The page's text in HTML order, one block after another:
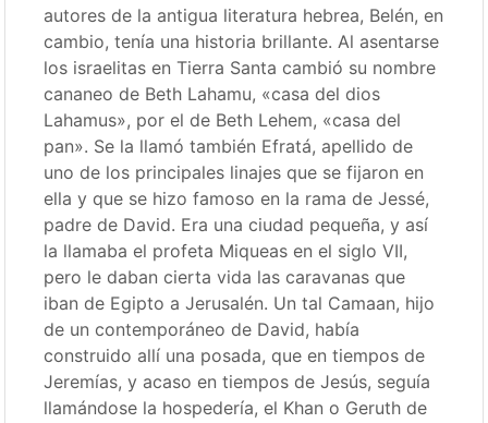
autores de la antigua literatura hebrea, Belén, en
cambio, tenía una historia brillante. Al asentarse
los israelitas en Tierra Santa cambió su nombre
cananeo de Beth Lahamu, «casa del dios
Lahamus», por el de Beth Lehem, «casa del
pan». Se la llamó también Efratá, apellido de
uno de los principales linajes que se fijaron en
ella y que se hizo famoso en la rama de Jessé,
padre de David. Era una ciudad pequeña, y así
la llamaba el profeta Miqueas en el siglo VII,
pero le daban cierta vida las caravanas que
iban de Egipto a Jerusalén. Un tal Camaan, hijo
de un contemporáneo de David, había
construido allí una posada, que en tiempos de
Jeremías, y acaso en tiempos de Jesús, seguía
llamándose la hospedería, el Khan o Geruth de